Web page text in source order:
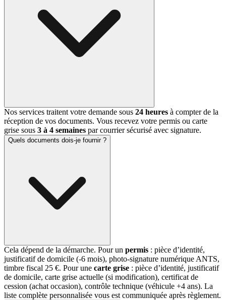
Nos services traitent votre demande sous 24 heures à compter de la
réception de vos documents. Vous recevez votre permis ou carte
grise sous 3 à 4 semaines par courrier sécurisé avec signature.
Quels documents dois-je fournir ?
Cela dépend de la démarche. Pour un permis : pièce d’identité,
justificatif de domicile (-6 mois), photo-signature numérique ANTS,
timbre fiscal 25 €. Pour une carte grise : pièce d’identité, justificatif
de domicile, carte grise actuelle (si modification), certificat de
cession (achat occasion), contrôle technique (véhicule +4 ans). La
liste complète personnalisée vous est communiquée après règlement.